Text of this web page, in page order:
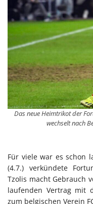
Das neue Heimtrikot der
wechselt nach
Für viele war es schon
(4.7.) verkündete
Tzolis macht Gebrauch
laufenden Vertrag mit
zum belgischen Verein